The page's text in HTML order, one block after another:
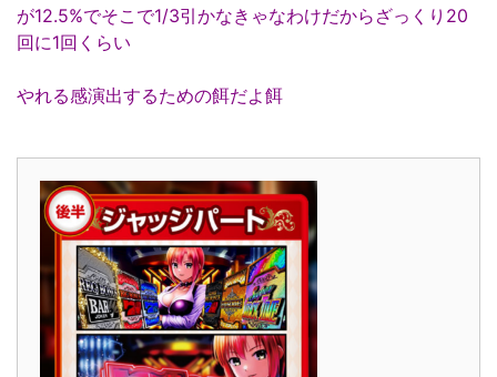
が12.5%でそこで1/3引かなきゃなわけだからざっくり20
回に1回くらい
やれる感演出するための餌だよ餌